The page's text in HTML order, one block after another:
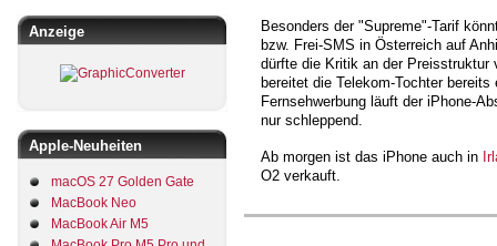
Anzeige
Apple-Neuheiten
macOS 27 Golden Gate
MacBook Neo
MacBook Air M5
Besonders der "Supreme"-Tarif
bzw. Frei-SMS in Österreich auf
dürfte die Kritik an der Preisstruktur
bereitet die Telekom-Tochter
Fernsehwerbung läuft der iPhone-
nur schleppend.
Ab morgen ist das iPhone auch in
O2 verkauft.